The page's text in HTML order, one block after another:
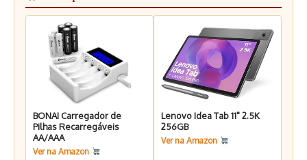
BONAI Carregador de
Pilhas Recarregáveis
AA/AAA
Ver na Amazon
Lenovo Idea Tab 11" 2.5K
256GB
Ver na Amazon